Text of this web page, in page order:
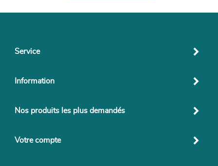
Service
Information
Nos produits les plus demandés
Votre compte